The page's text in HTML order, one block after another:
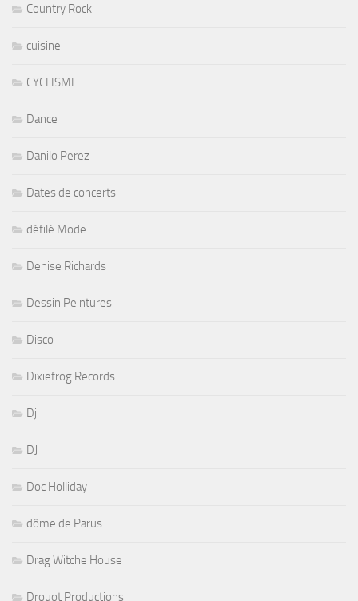
Country Rock
cuisine
CYCLISME
Dance
Danilo Perez
Dates de concerts
défilé Mode
Denise Richards
Dessin Peintures
Disco
Dixiefrog Records
Dj
DJ
Doc Holliday
dôme de Parus
Drag Witche House
Drouot Productions